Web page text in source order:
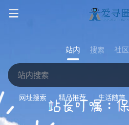
站内 搜索 社区
网址搜索 精品推荐 生活随笔